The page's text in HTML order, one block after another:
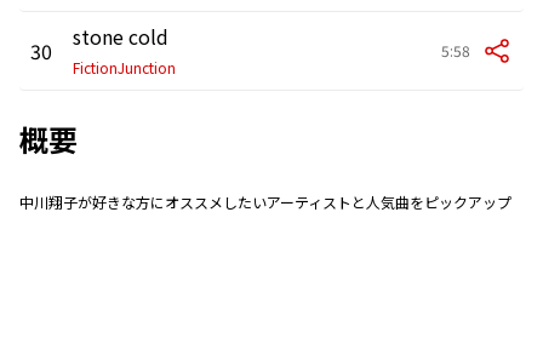
30 stone cold
FictionJunction
5:58
概要
中川翔子が好きな方にオススメしたいアーティストと人気曲をピックアップ